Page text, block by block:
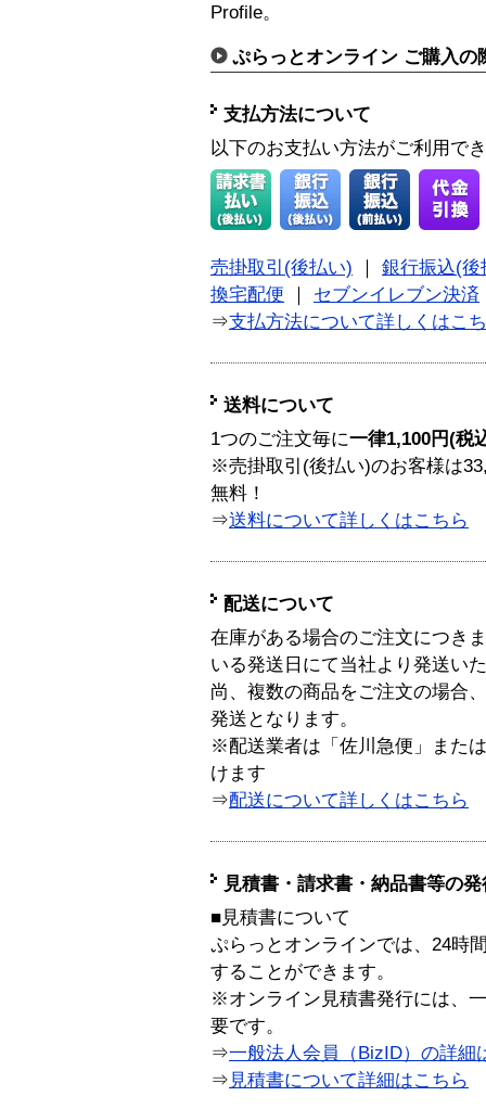
Profile。
ぷらっとオンライン ご購入の
支払方法について
以下のお支払い方法がご利用で
売掛取引(後払い)
銀行振込(後
換宅配便
セブンイレブン決済
⇒支払方法について詳しくはこ
送料について
1つのご注文毎に一律1,100円(税
※売掛取引(後払い)のお客様は
無料！
⇒送料について詳しくはこちら
配送について
在庫がある場合のご注文につき
いる発送日にて当社より発送い
尚、複数の商品をご注文の場合
発送となります。
※配送業者は「佐川急便」また
けます
⇒配送について詳しくはこちら
見積書・請求書・納品書等の
■見積書について
ぷらっとオンラインでは、24時
することができます。
※オンライン見積書発行には、
要です。
⇒一般法人会員（BizID）の詳細
⇒ 見積書について詳細はこちら